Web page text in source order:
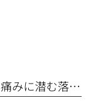
「治った」は勘違い？親知らずの痛みに潜む落とし穴